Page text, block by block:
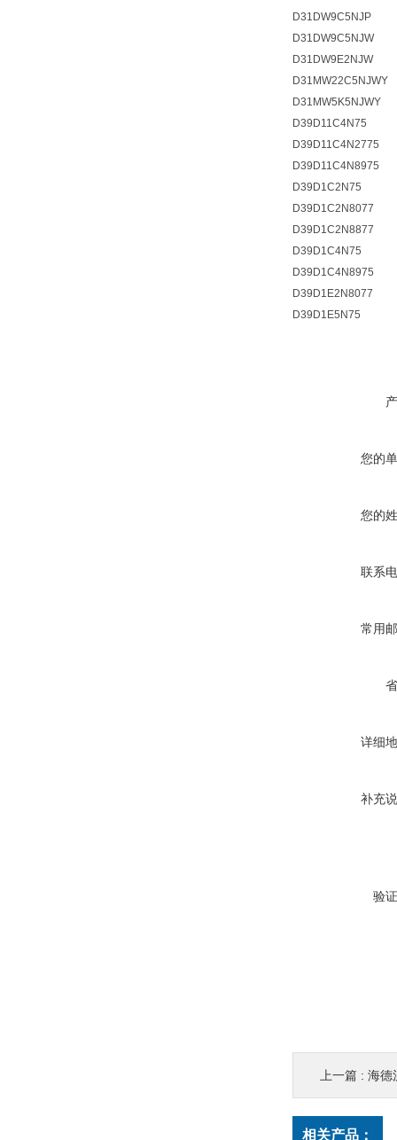
D31DW9C5NJP
D31DW9C5NJW
D31DW9E2NJW
D31MW22C5NJWY
D31MW5K5NJWY
D39D11C4N75
D39D11C4N2775
D39D11C4N8975
D39D1C2N75
D39D1C2N8077
D39D1C2N8877
D39D1C4N75
D39D1C4N8975
D39D1E2N8077
D39D1E5N75
您的
您的
联系
常用
详细
补充
验
上一篇 : 海德
相关产品：